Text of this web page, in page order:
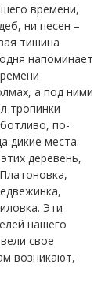
времени,
ни песен –
тишина
напоминает
а под ними
тропинки
по-
дикие места.
деревень,
Эти
нашего
свое
возникают,